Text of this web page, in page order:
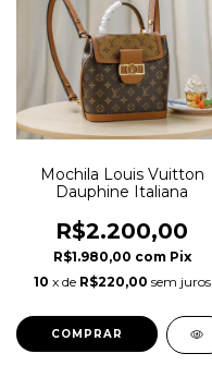
Mochila Louis Vuitton
Dauphine Italiana
R$2.200,00
R$1.980,00 com Pix
10 x de R$220,00 sem juros